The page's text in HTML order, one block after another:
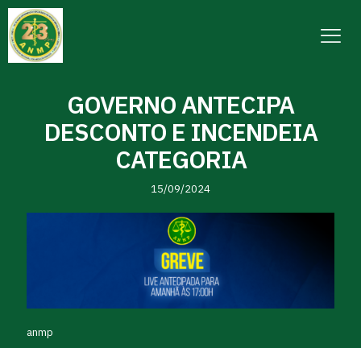
GOVERNO ANTECIPA
DESCONTO E INCENDEIA
CATEGORIA
15/09/2024
anmp